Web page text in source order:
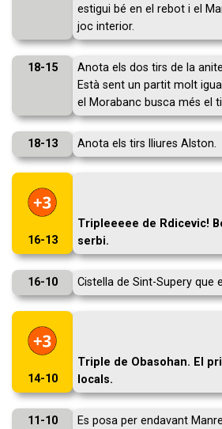
estigui bé en el rebot i el
joc interior.
18-15
Anota els dos tirs de la
Està sent un partit molt
el Morabanc busca més el
18-13 Anota els tirs lliures Alston.
16-13
Tripleeeee de Rdicevic!
serbi.
16-10 Cistella de Sint-Supery que
14-10
Triple de Obasohan. El
locals.
11-10
Es posa per endavant